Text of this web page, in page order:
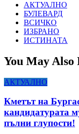
АКТУАЛНО
БУЛЕВАРД
ВСИЧКО
ИЗБРАНО
ИСТИНАТА
You May Also
АКТУАЛНО
Кметът на
кандидатурата
пълни глупости!